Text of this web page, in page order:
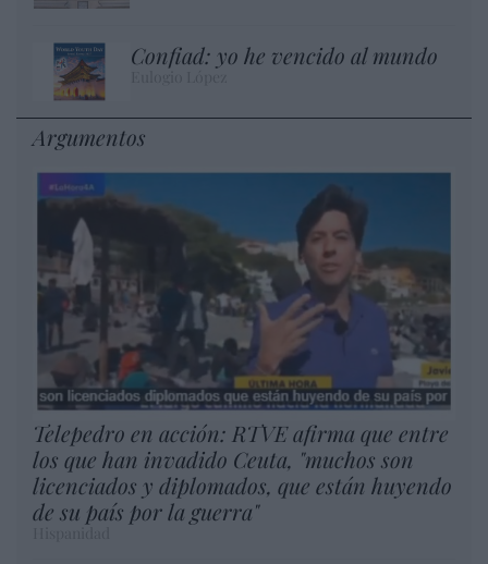
Confiad: yo he vencido al mundo
Argumentos
Telepedro en acción: RTVE afirma que entre
los que han invadido Ceuta, "muchos son
licenciados y diplomados, que están huyendo
de su país por la guerra"